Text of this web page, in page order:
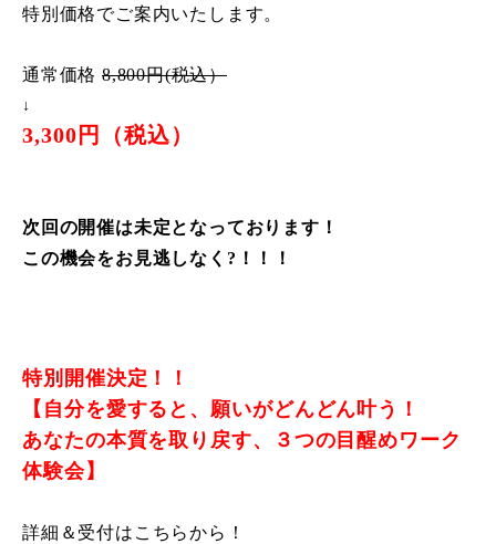
特別価格でご案内いたします。
通常価格 8,800円(税込）
↓
3,300円（税込）
次回の開催は未定となっております！
この機会をお見逃しなく?！！！
特別開催決定！！
【自分を愛すると、願いがどんどん叶う！
あなたの本質を取り戻す、３つの目醒めワーク
体験会】
詳細＆受付はこちらから！